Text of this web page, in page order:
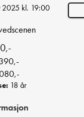
2025 kl. 19:00
18 år